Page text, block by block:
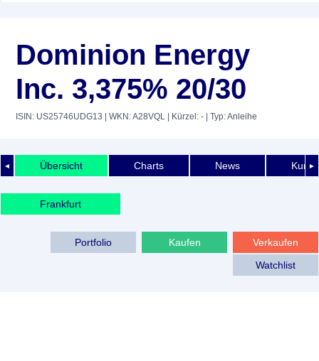
Dominion Energy
Inc. 3,375% 20/30
ISIN: US25746UDG13 | WKN: A28VQL | Kürzel: - | Typ: Anleihe
◄ ►
Übersicht Charts News
Frankfurt
Verkaufen
Kaufen
Portfolio
Watchlist